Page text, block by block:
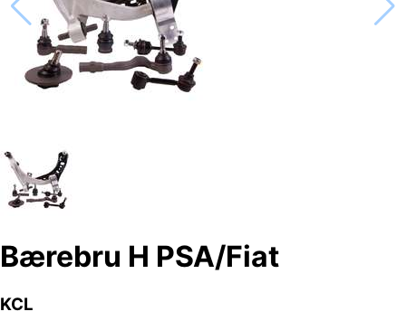
Bærebru H PSA/Fiat
KCL